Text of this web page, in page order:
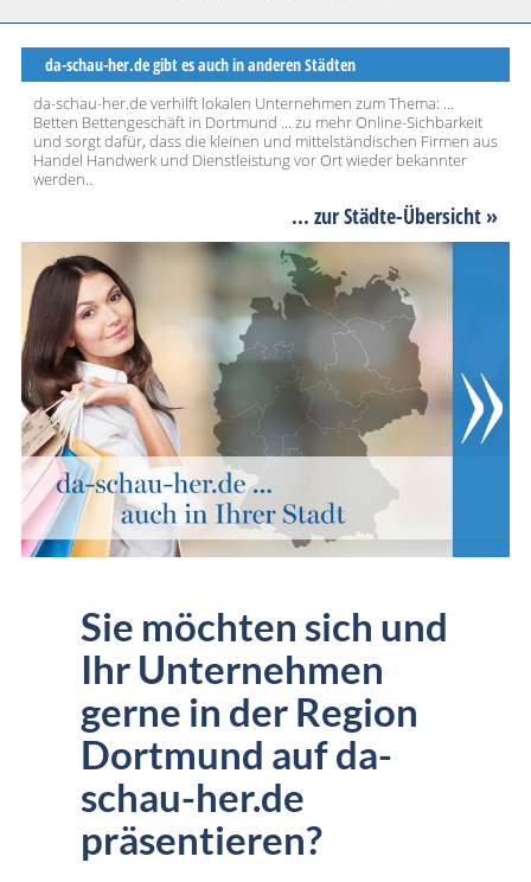
da-schau-her.de gibt es auch in anderen Städten
da-schau-her.de verhilft lokalen Unternehmen zum Thema: ...
Betten Bettengeschäft in Dortmund ... zu mehr Online-Sichbarkeit
und sorgt dafür, dass die kleinen und mittelständischen Firmen aus
Handel Handwerk und Dienstleistung vor Ort wieder bekannter
werden..
... zur Städte-Übersicht »
Sie möchten sich und
Ihr Unternehmen
gerne in der Region
Dortmund auf da-
schau-her.de
präsentieren?